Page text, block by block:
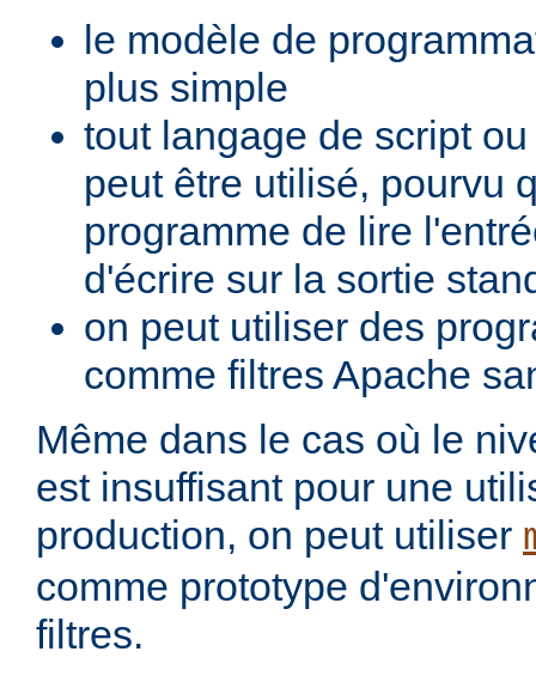
le modèle de
plus simple
tout langage de script
peut être utilisé, pourvu
programme de lire
d'écrire sur la sortie
on peut utiliser des
comme filtres Apache
Même dans le cas où le
est insuffisant pour une
production, on peut utiliser
comme prototype
filtres.